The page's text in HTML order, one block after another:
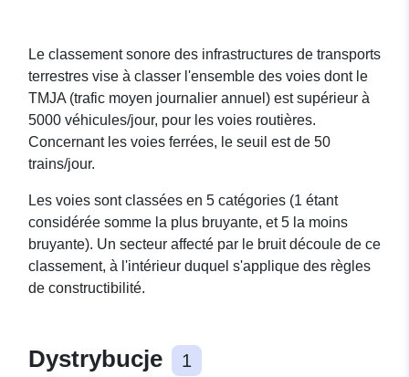
Hautes-Pyrénées
Le classement sonore des infrastructures de transports
terrestres vise à classer l'ensemble des voies dont le
TMJA (trafic moyen journalier annuel) est supérieur à
5000 véhicules/jour, pour les voies routières.
Concernant les voies ferrées, le seuil est de 50
trains/jour.
Les voies sont classées en 5 catégories (1 étant
considérée somme la plus bruyante, et 5 la moins
bruyante). Un secteur affecté par le bruit découle de ce
classement, à l'intérieur duquel s'applique des règles
de constructibilité.
Dystrybucje 1